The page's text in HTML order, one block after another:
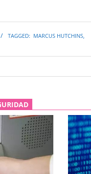
TAGGED: MARCUS HUTCHINS